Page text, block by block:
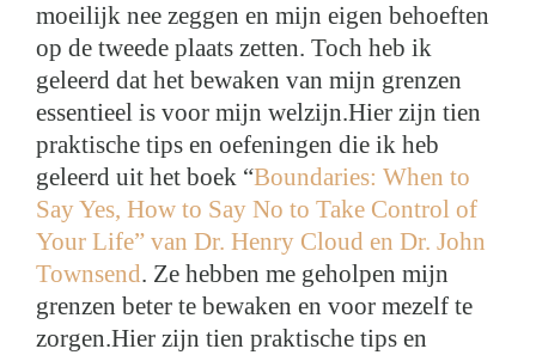
moeilijk nee zeggen en mijn eigen behoeften
op de tweede plaats zetten. Toch heb ik
geleerd dat het bewaken van mijn grenzen
essentieel is voor mijn welzijn.Hier zijn tien
praktische tips en oefeningen die ik heb
geleerd uit het boek “Boundaries: When to
Say Yes, How to Say No to Take Control of
Your Life” van Dr. Henry Cloud en Dr. John
Townsend. Ze hebben me geholpen mijn
grenzen beter te bewaken en voor mezelf te
zorgen.Hier zijn tien praktische tips en